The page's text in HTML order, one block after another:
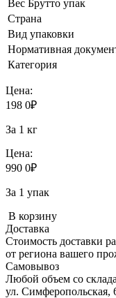
Вес Брутто упак
Страна
Вид упаковки
Нормативная
Категория
Цена:
198 0₽
За 1 кг
Цена:
990 0₽
За 1 упак
В корзину
Доставка
Стоимость доставки
от региона вашего
Самовывоз
Любой объем со
ул. Симферопольская,